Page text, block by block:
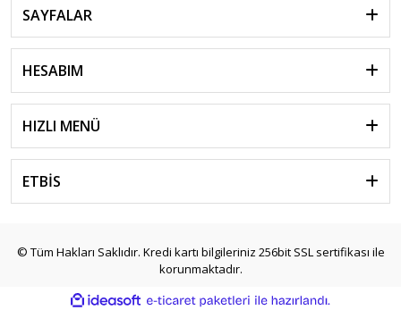
SAYFALAR
HESABIM
HIZLI MENÜ
ETBİS
© Tüm Hakları Saklıdır. Kredi kartı bilgileriniz 256bit SSL sertifikası ile
korunmaktadır.
ideasoft e-